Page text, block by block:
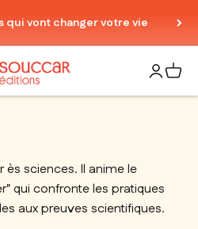
qui vont changer votre vie
Souccar Editions Ouvrir
Voir
sciences. Il anime le
qui confronte les pratiques
aux preuves scientifiques.